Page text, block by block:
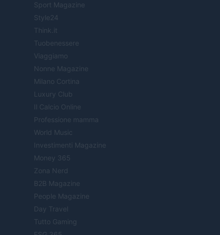
Sport Magazine
Style24
Think.it
Tuobenessere
Viaggiamo
Nonne Magazine
Milano Cortina
Luxury Club
Il Calcio Online
Professione mamma
World Music
Investimenti Magazine
Money 365
Zona Nerd
B2B Magazine
People Magazine
Day Travel
Tutto Gaming